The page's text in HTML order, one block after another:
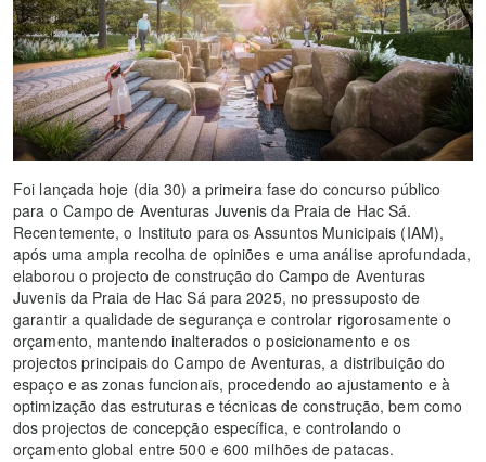
Foi lançada hoje (dia 30) a primeira fase do concurso público
para o Campo de Aventuras Juvenis da Praia de Hac Sá.
Recentemente, o Instituto para os Assuntos Municipais (IAM),
após uma ampla recolha de opiniões e uma análise aprofundada,
elaborou o projecto de construção do Campo de Aventuras
Juvenis da Praia de Hac Sá para 2025, no pressuposto de
garantir a qualidade de segurança e controlar rigorosamente o
orçamento, mantendo inalterados o posicionamento e os
projectos principais do Campo de Aventuras, a distribuição do
espaço e as zonas funcionais, procedendo ao ajustamento e à
optimização das estruturas e técnicas de construção, bem como
dos projectos de concepção específica, e controlando o
orçamento global entre 500 e 600 milhões de patacas.